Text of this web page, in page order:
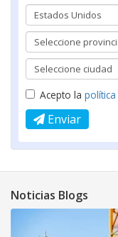
Acepto la
Enviar
Noticias Blogs